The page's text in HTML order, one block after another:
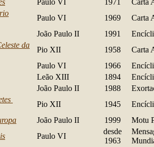
Paulo VI 1971
Carta
Paulo VI 1969
Carta
João Paulo II 1991
da
Pio XII 1958
Carta
Paulo VI 1966
Leão XIII 1894
João Paulo II 1988
Pio XII 1945
João Paulo II 1999
Motu
Paulo VI
desde
1963